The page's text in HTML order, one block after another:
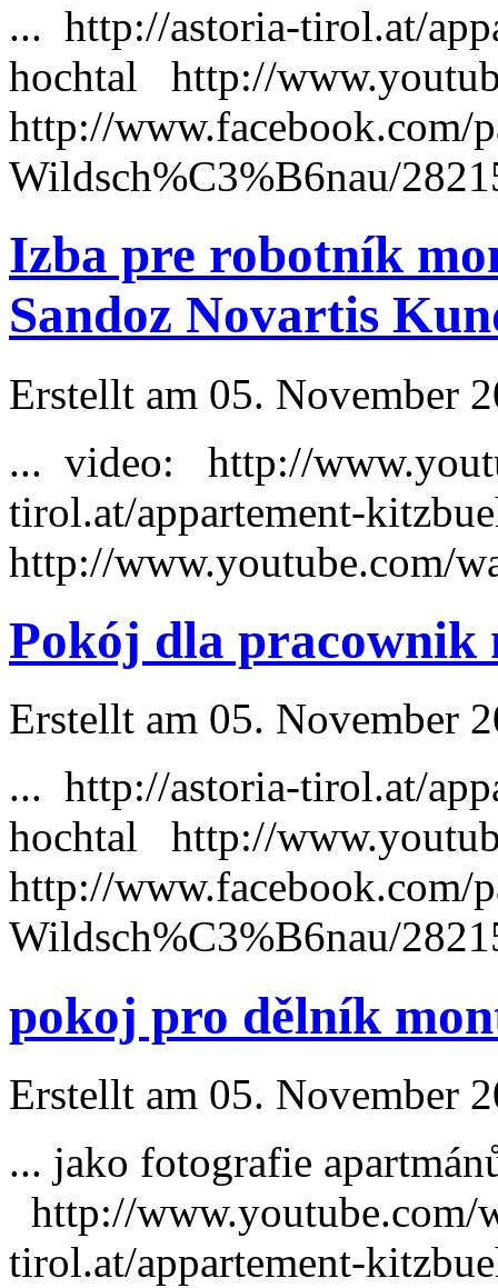
... http://astoria-tirol.at/
hochtal http://
http://www.facebook.com/
Wildsch%C3%B6nau/
Izba pre robotník
Sandoz Novartis
Erstellt am 05. November
... video: http://
tirol.at/appartement-
http://www.youtube.com/
Pokój dla pracownik
Erstellt am 05. November
... http://astoria-tirol.at/
hochtal http://
http://www.facebook.com/
Wildsch%C3%B6nau/
pokoj pro dělník
Erstellt am 05. November
... jako fotografie
http://www.youtube.com/
tirol.at/appartement-